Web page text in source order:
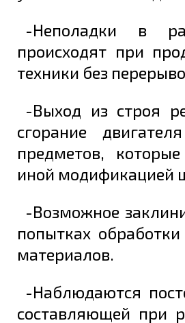
-Неполадки в
происходят при
техники без
-Выход из строя
сгорание
предметов,
иной модификацией
-Возможное
попытках
материалов.
-Наблюдаются
составляющей при